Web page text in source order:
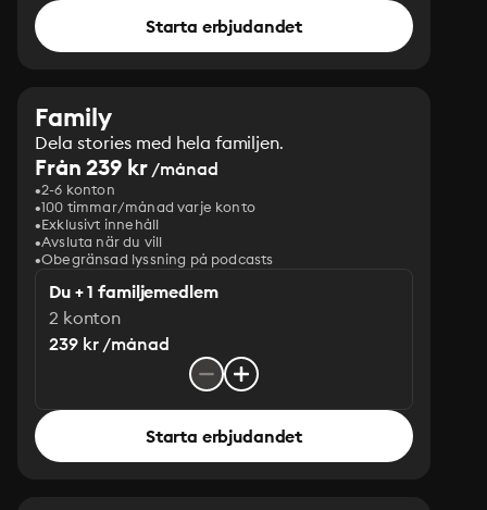
Starta erbjudandet
Family
Dela stories med hela familjen.
Från 239 kr/månad
2-6 konton
100 timmar/månad varje konto
Exklusivt innehåll
Avsluta när du vill
Obegränsad lyssning på podcasts
Du + 1 familjemedlem
2 konton
239 kr /månad
Starta erbjudandet